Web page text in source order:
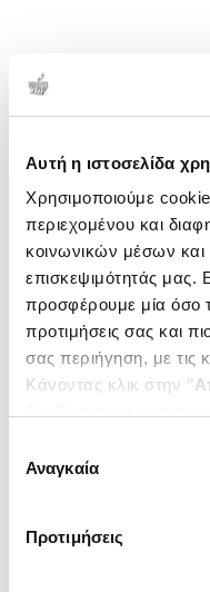
Αυτή η ιστοσελίδα
Χρησιμοποιούμε
περιεχομένου και
κοινωνικών μέσων
επισκεψιμότητάς μας.
προσφέρουμε μία όσο
προτιμήσεις σας και
σας περιήγηση, με τις
Κάνοντας κλικ στην ‘’
ενδιαφέρουν και να
συγκατάθεσης
Αναγκαία
Προτιμήσεις